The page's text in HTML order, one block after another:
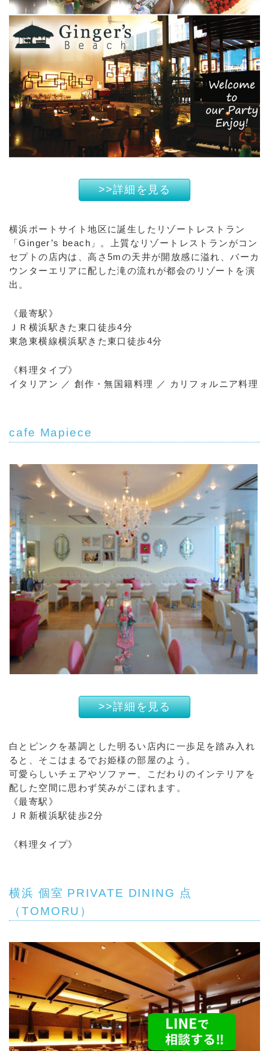
>>詳細を見る
横浜ポートサイト地区に誕生したリゾートレストラン
「Ginger’s beach」。上質なリゾートレストランがコン
セプトの店内は、高さ5mの天井が開放感に溢れ、バーカ
ウンターエリアに配した滝の流れが都会のリゾートを演
出。
《最寄駅》
ＪＲ横浜駅きた東口徒歩4分
東急東横線横浜駅きた東口徒歩4分
《料理タイプ》
イタリアン ／ 創作・無国籍料理 ／ カリフォルニア料理
cafe Mapiece
>>詳細を見る
白とピンクを基調とした明るい店内に一歩足を踏み入れ
ると、そこはまるでお姫様の部屋のよう。
可愛らしいチェアやソファー、こだわりのインテリアを
配した空間に思わず笑みがこぼれます。
《最寄駅》
ＪＲ新横浜駅徒歩2分
《料理タイプ》
横浜 個室 PRIVATE DINING 点
（TOMORU）